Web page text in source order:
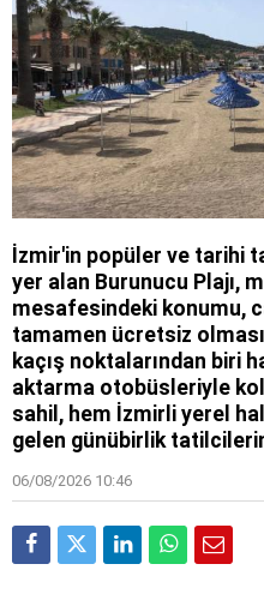
İzmir'in popüler ve tarihi
yer alan Burunucu Plajı,
mesafesindeki konumu,
tamamen ücretsiz
kaçış noktalarından biri
aktarma otobüsleriyle
sahil, hem İzmirli yerel
gelen günübirlik
06/08/2026 10:46